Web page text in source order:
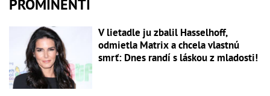
PROMINENTI
V lietadle ju zbalil Hasselhoff,
odmietla Matrix a chcela vlastnú
smrť: Dnes randí s láskou z mladosti!